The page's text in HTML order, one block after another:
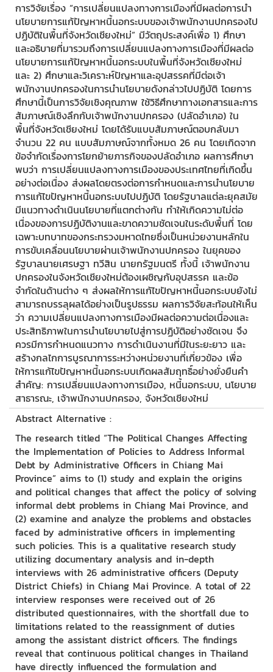
การวิจัยเรื่อง “การเปลี่ยนแปลงทางการเมืองที่มีผลต่อการนำ
นโยบายการแก้ปัญหาหนี้นอกระบบของเจ้าพนักงานปกครองไป
ปฏิบัติในพื้นที่จังหวัดเชียงใหม่” มีวัตถุประสงค์เพื่อ 1) ศึกษา
และอธิบายที่มารวมถึงการเปลี่ยนแปลงทางการเมืองที่มีผลต่อ
นโยบายการแก้ปัญหาหนี้นอกระบบในพื้นที่จังหวัดเชียงใหม่
และ 2) ศึกษาและวิเคราะห์ปัญหาและอุปสรรคที่มีต่อเจ้า
พนักงานปกครองในการนำนโยบายดังกล่าวไปปฏิบัติ โดยการ
ศึกษานี้เป็นการวิจัยเชิงคุณภาพ ใช้วิธีศึกษาทางเอกสารและการ
สัมภาษณ์เชิงลึกกับเจ้าพนักงานปกครอง (ปลัดอำเภอ) ใน
พื้นที่จังหวัดเชียงใหม่ โดยได้รับแบบสัมภาษณ์ตอบกลับมา
จำนวน 22 คน แบบสัมภาษณ์จากทั้งหมด 26 คน โดยเกิดจาก
ข้อจำกัดเรื่องการโยกย้ายภารกิจของปลัดอำเภอ ผลการศึกษา
พบว่า การเปลี่ยนแปลงทางการเมืองของประเทศไทยที่เกิดขึ้น
อย่างต่อเนื่อง ส่งผลโดยตรงต่อการกำหนดและการนำนโยบาย
การแก้ไขปัญหาหนี้นอกระบบไปปฏิบัติ โดยรัฐบาลแต่ละยุคสมัย
มีแนวทางดำเนินนโยบายที่แตกต่างกัน ทำให้เกิดความไม่ต่อ
เนื่องของการปฏิบัติงานและขาดความชัดเจนในระดับพื้นที่ โดย
เฉพาะบทบาทของกระทรวงมหาดไทยซึ่งเป็นหน่วยงานหลักใน
การขับเคลื่อนนโยบายผ่านเจ้าพนักงานปกครอง ในยุคของ
รัฐบาลนายเศรษฐา ทวีสิน นายกรัฐมนตรี ทั้งนี้ เจ้าพนักงาน
ปกครองในจังหวัดเชียงใหม่ต้องเผชิญกับอุปสรรค และข้อ
จำกัดในด้านต่าง ๆ ส่งผลให้การแก้ไขปัญหาหนี้นอกระบบยังไม่
สามารถบรรลุผลได้อย่างเป็นรูปธรรม ผลการวิจัยสะท้อนให้เห็น
ว่า ความเปลี่ยนแปลงทางการเมืองมีผลต่อความต่อเนื่องและ
ประสิทธิภาพในการนำนโยบายไปสู่การปฏิบัติอย่างชัดเจน จึง
ควรมีการกำหนดแนวทาง การดำเนินงานที่มีในระยะยาว และ
สร้างกลไกการบูรณาการระหว่างหน่วยงานที่เกี่ยวข้อง เพื่อ
ให้การแก้ไขปัญหาหนี้นอกระบบเกิดผลสัมฤทธิ์อย่างยั่งยืนคำ
สำคัญ: การเปลี่ยนแปลงทางการเมือง, หนี้นอกระบบ, นโยบาย
สาธารณะ, เจ้าพนักงานปกครอง, จังหวัดเชียงใหม่
Abstract Alternative :
The research titled “The Political Changes Affecting
the Implementation of Policies to Address Informal
Debt by Administrative Officers in Chiang Mai
Province” aims to (1) study and explain the origins
and political changes that affect the policy of solving
informal debt problems in Chiang Mai Province, and
(2) examine and analyze the problems and obstacles
faced by administrative officers in implementing
such policies. This is a qualitative research study
utilizing documentary analysis and in-depth
interviews with 26 administrative officers (Deputy
District Chiefs) in Chiang Mai Province. A total of 22
interview responses were received out of 26
distributed questionnaires, with the shortfall due to
limitations related to the reassignment of duties
among the assistant district officers. The findings
reveal that continuous political changes in Thailand
have directly influenced the formulation and